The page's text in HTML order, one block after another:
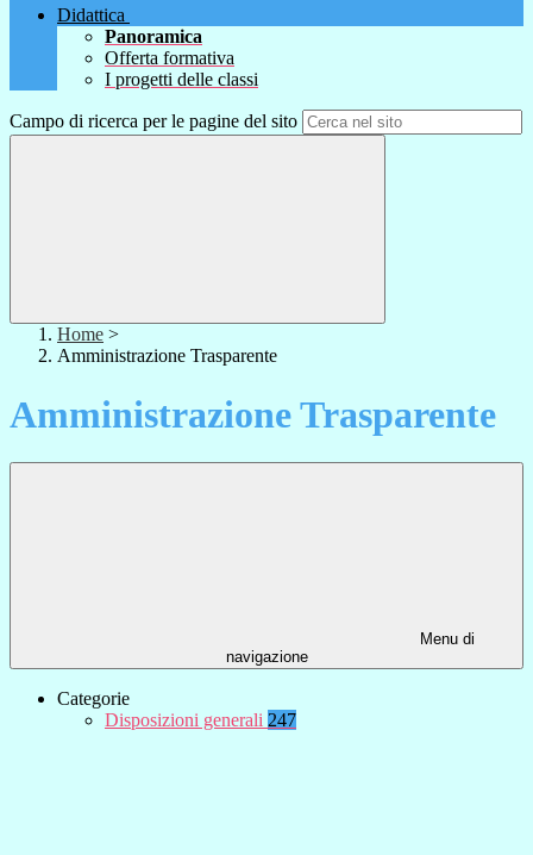
Didattica
Panoramica
Offerta formativa
I progetti delle classi
Campo di ricerca per le pagine del sito
Home >
Amministrazione Trasparente
Amministrazione Trasparente
Menu di
navigazione
Categorie
Disposizioni generali 247